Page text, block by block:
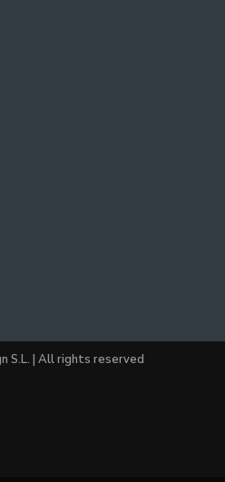
S.L. | All rights reserved